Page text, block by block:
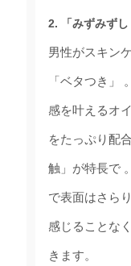
2. 「みずみず
男性がスキン
「ベタつき」
感を叶えるオ
をたっぷり配
触」が特長で
で表面はさら
感じることな
きます。